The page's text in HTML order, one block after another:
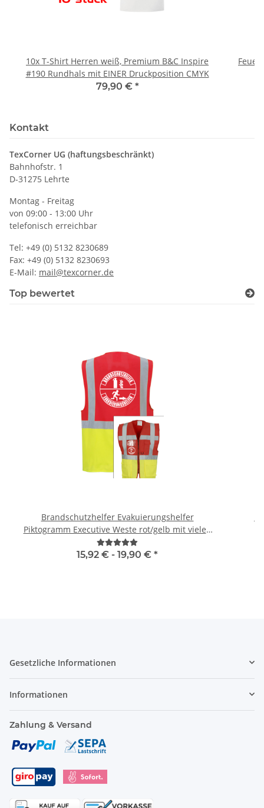
10x T-Shirt Herren weiß, Premium B&C Inspire
#190 Rundhals mit EINER Druckposition CMYK
79,90 € *
Kontakt
TexCorner UG (haftungsbeschränkt)
Bahnhofstr. 1
D-31275 Lehrte
Montag - Freitag
von 09:00 - 13:00 Uhr
telefonisch erreichbar
Tel: +49 (0) 5132 8230689
Fax: +49 (0) 5132 8230693
E-Mail: mail@texcorner.de
Top bewertet
Brandschutzhelfer Evakuierungshelfer
Piktogramm Executive Weste rot/gelb mit vielen
Taschen S-3XL
15,92 € - 19,90 € *
Gesetzliche Informationen
Informationen
Zahlung & Versand